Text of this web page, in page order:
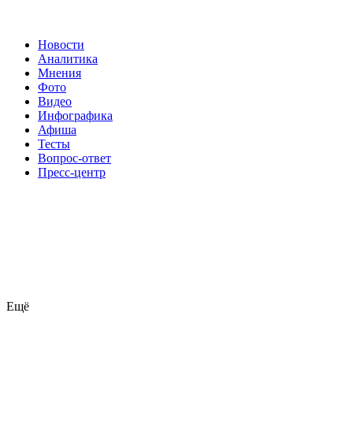
Новости
Аналитика
Мнения
Фото
Видео
Инфографика
Афиша
Тесты
Вопрос-ответ
Пресс-центр
Ещё